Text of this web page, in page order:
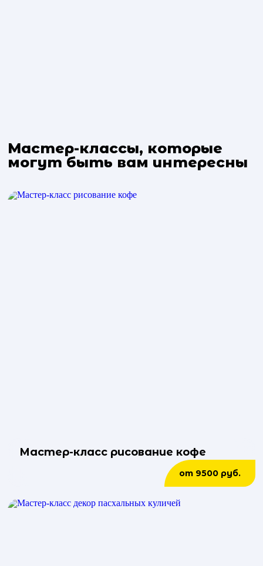
Мастер-классы, которые
могут быть вам интересны
Мастер-класс рисование кофе
от 9500 руб.